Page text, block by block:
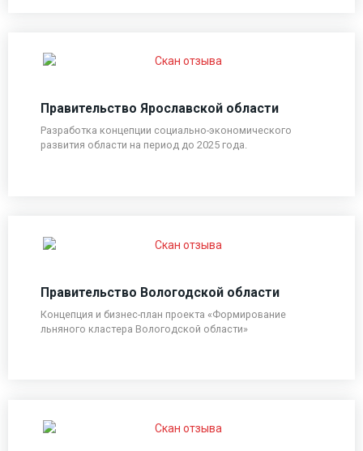
Правительство Ярославской области
Разработка концепции социально-экономического
развития области на период до 2025 года.
Правительство Вологодской области
Концепция и бизнес-план проекта «Формирование
льняного кластера Вологодской области»